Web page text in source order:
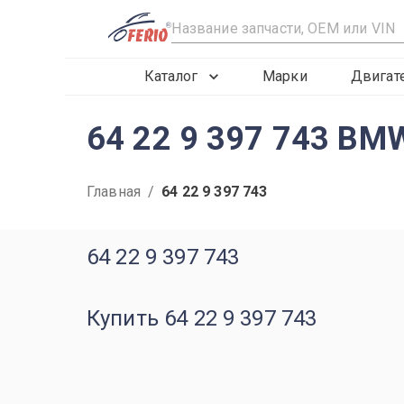
R
Каталог Марки
64 22 9 397 743
Главная / 64 22 9 397 743
64 22 9 397 743
Купить 64 22 9 397 743